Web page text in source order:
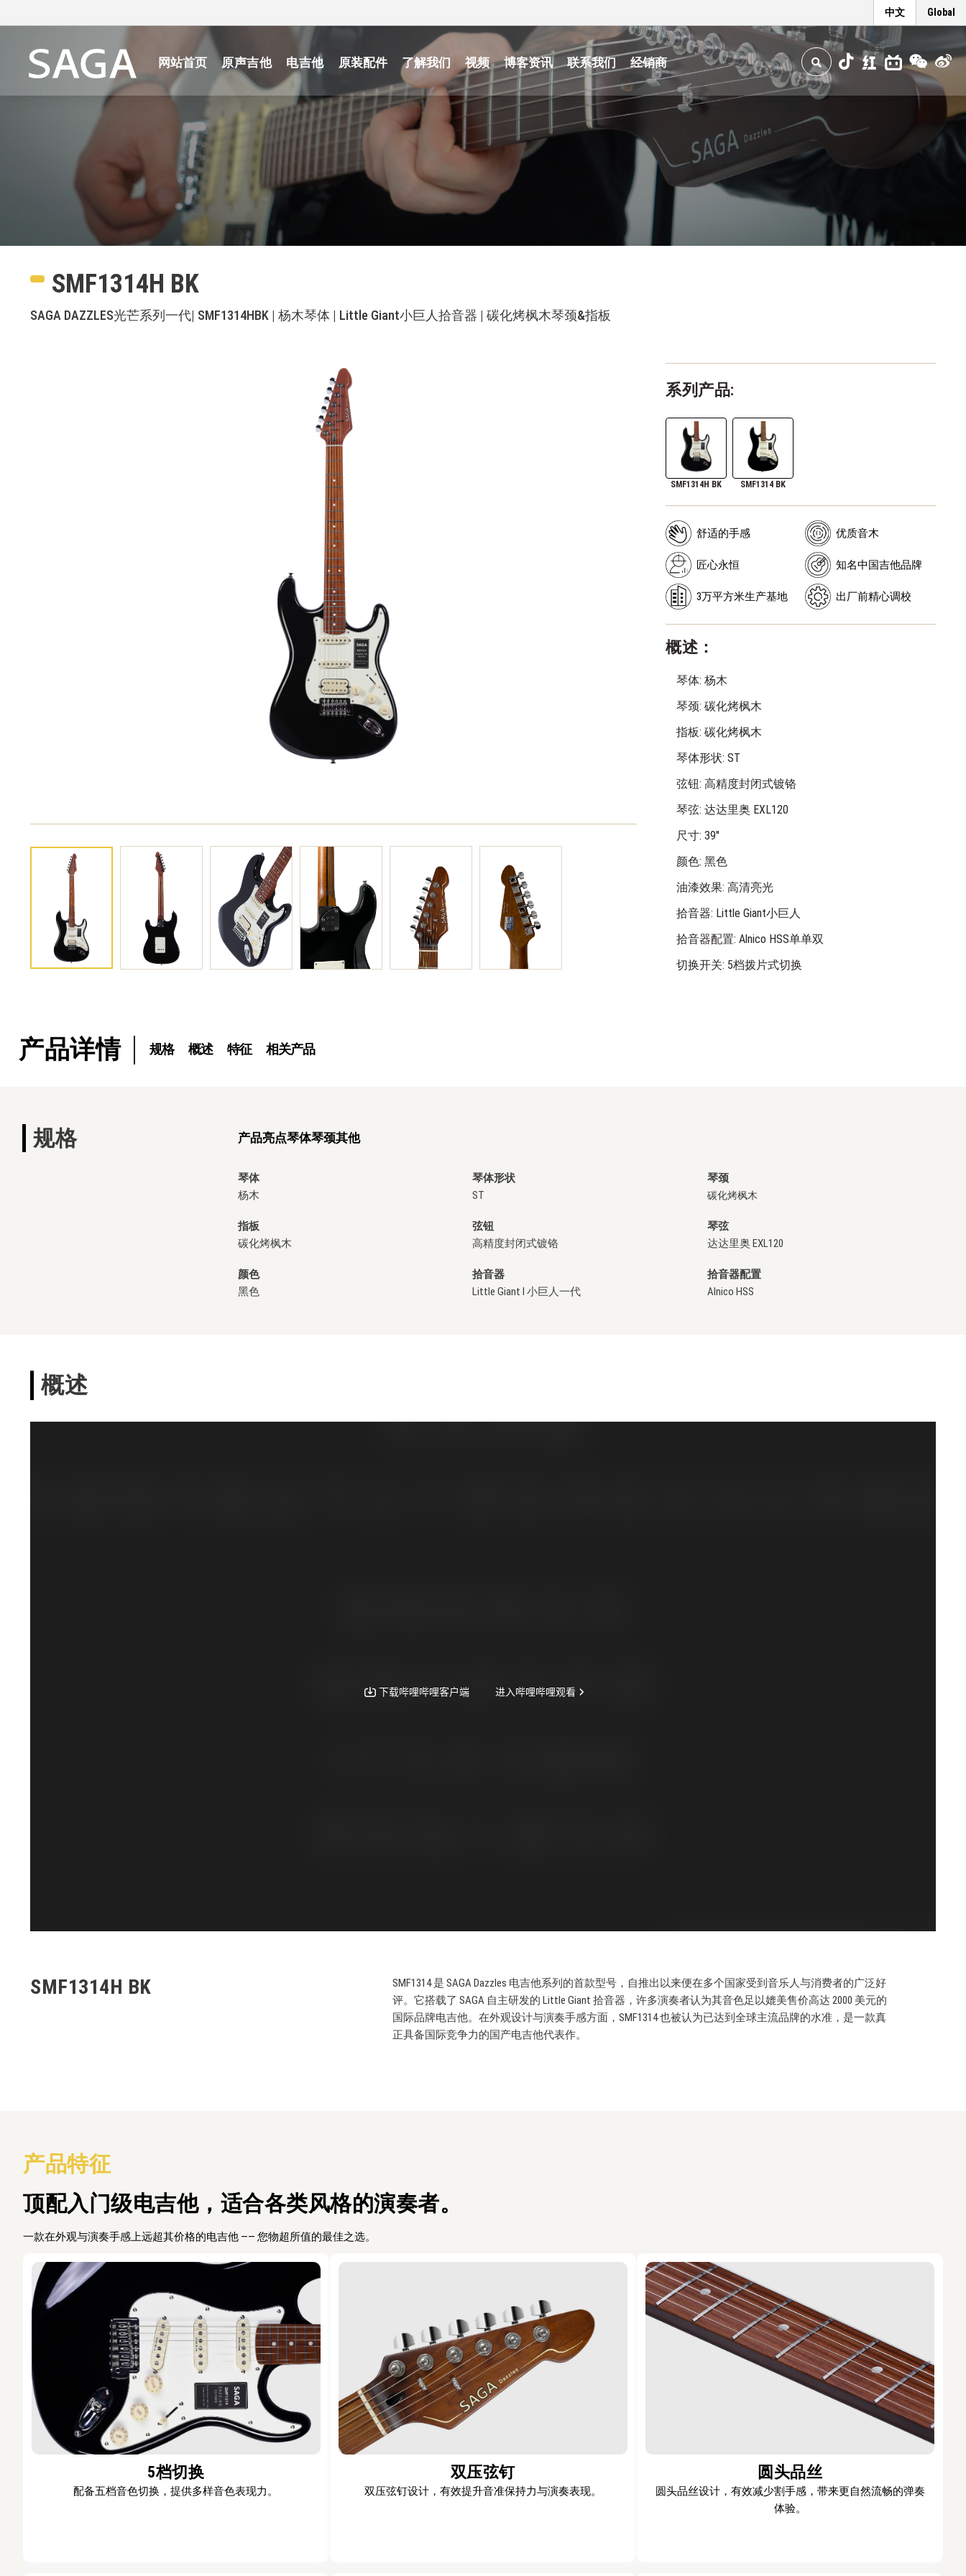
中文 Global
网站首页 原声吉他 电吉他 原装配件 了解我们 视频 博客资讯 联系我们 经销商
SMF1314H BK
SAGA DAZZLES光芒系列一代| SMF1314HBK | 杨木琴体 | Little Giant小巨人拾音器 | 碳化烤枫木琴颈&指板
系列产品:
SMF1314H BK SMF1314 BK
舒适的手感 优质音木
匠心永恒 知名中国吉他品牌
3万平方米生产基地 出厂前精心调校
概述：
琴体: 杨木
琴颈: 碳化烤枫木
指板: 碳化烤枫木
琴体形状: ST
弦钮: 高精度封闭式镀铬
琴弦: 达达里奥 EXL120
尺寸: 39''
颜色: 黑色
油漆效果: 高清亮光
拾音器: Little Giant小巨人
拾音器配置: Alnico HSS单单双
切换开关: 5档拨片式切换
产品详情 规格 概述 特征 相关产品
规格 产品亮点琴体琴颈其他
琴体 琴体形状
琴颈
杨木
ST 碳化烤枫木
指板 弦钮
琴弦
碳化烤枫木
高精度封闭式镀铬 达达里奥 EXL120
颜色 拾音器
拾音器配置
黑色
Little Giant I 小巨人一代 Alnico HSS
概述
SMF1314H BK
SMF1314 是 SAGA Dazzles 电吉他系列的首款型号，自推出以来便在多个国家受到音乐人与消费者的广泛好
评。它搭载了 SAGA 自主研发的 Little Giant 拾音器，许多演奏者认为其音色足以媲美售价高达 2000 美元的
国际品牌电吉他。在外观设计与演奏手感方面，SMF1314 也被认为已达到全球主流品牌的水准，是一款真
正具备国际竞争力的国产电吉他代表作。
产品特征
顶配入门级电吉他，适合各类风格的演奏者。
一款在外观与演奏手感上远超其价格的电吉他 —— 您物超所值的最佳之选。
5档切换
配备五档音色切换，提供多样音色表现力。
双压弦钉
双压弦钉设计，有效提升音准保持力与演奏表现。
圆头品丝
圆头品丝设计，有效减少割手感，带来更自然流畅的弹奏
体验。